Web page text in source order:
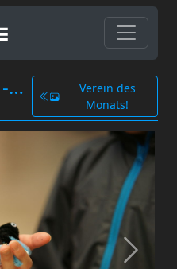
2013-11-23_16-21-08.jpg
Verein des
Monats!